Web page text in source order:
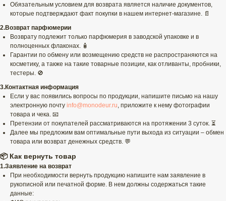
Обязательным условием для возврата является наличие документов,
которые подтверждают факт покупки в нашем интернет-магазине. 📄
2.Возврат парфюмерии
Возврату подлежит только парфюмерия в заводской упаковке и в
полноценных флаконах. 🧴
Гарантии по обмену или возмещению средств не распространяются на
косметику, а также на такие товарные позиции, как отливанты, пробники,
тестеры. 🚫
3.Контактная информация
Если у вас появились вопросы по продукции, напишите письмо на нашу
электронную почту info@monodeur.ru, приложите к нему фотографии
товара и чека. 📧
Претензии от покупателей рассматриваются на протяжении 3 суток. ⏳
Далее мы предложим вам оптимальные пути выхода из ситуации – обмен
товара или возврат денежных средств. 💬
📦 Как вернуть товар
1.Заявление на возврат
При необходимости вернуть продукцию напишите нам заявление в
рукописной или печатной форме. В нем должны содержаться такие
данные: